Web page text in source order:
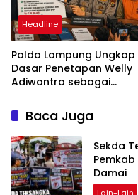
Headline
Polda Lampung Ungkap
Dasar Penetapan Welly
Adiwantra sebagai
Diperiksa
Baca Juga
Sekda
Damai